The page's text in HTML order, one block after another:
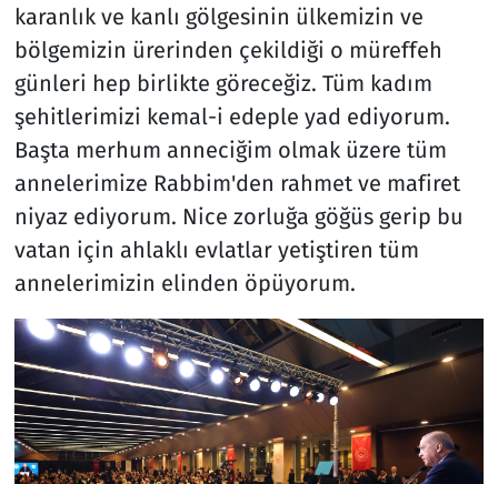
karanlık ve kanlı gölgesinin ülkemizin ve
bölgemizin ürerinden çekildiği o müreffeh
günleri hep birlikte göreceğiz. Tüm kadım
şehitlerimizi kemal-i edeple yad ediyorum.
Başta merhum anneciğim olmak üzere tüm
annelerimize Rabbim'den rahmet ve mafiret
niyaz ediyorum. Nice zorluğa göğüs gerip bu
vatan için ahlaklı evlatlar yetiştiren tüm
annelerimizin elinden öpüyorum.